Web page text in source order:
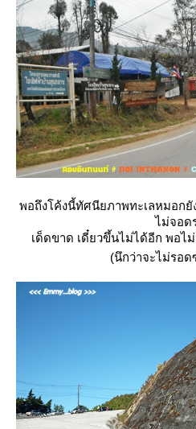
พอถึงโค้งนี้ทัศนียภาพทะเลหมอกยั
ไม่จอด
เด็ดขาด เดี๋ยวขึ้นไม่ได้อีก พอไ
(นึกว่าจะไม่รอด